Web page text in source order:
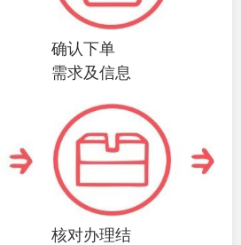
确认下单
需求及信息
核对办理结